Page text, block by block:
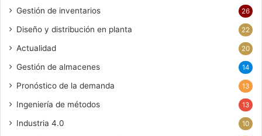
Gestión de inventarios 26
Diseño y distribución en planta 22
Actualidad 20
Gestión de almacenes 14
Pronóstico de la demanda 13
Ingeniería de métodos 13
Industria 4.0 10